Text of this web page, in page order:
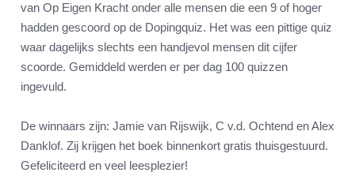
van Op Eigen Kracht onder alle mensen die een 9 of hoger
hadden gescoord op de Dopingquiz. Het was een pittige quiz
waar dagelijks slechts een handjevol mensen dit cijfer
scoorde. Gemiddeld werden er per dag 100 quizzen
ingevuld.
De winnaars zijn: Jamie van Rijswijk, C v.d. Ochtend en Alex
Danklof. Zij krijgen het boek binnenkort gratis thuisgestuurd.
Gefeliciteerd en veel leesplezier!